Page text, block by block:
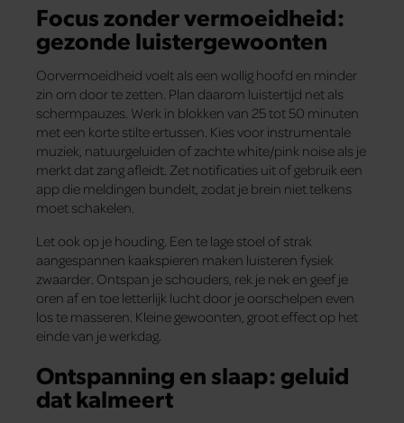
Focus zonder vermoeidheid:
gezonde luistergewoonten
Oorvermoeidheid voelt als een wollig hoofd en minder
zin om door te zetten. Plan daarom luistertijd net als
schermpauzes. Werk in blokken van 25 tot 50 minuten
met een korte stilte ertussen. Kies voor instrumentale
muziek, natuurgeluiden of zachte white/pink noise als je
merkt dat zang afleidt. Zet notificaties uit of gebruik een
app die meldingen bundelt, zodat je brein niet telkens
moet schakelen.
Let ook op je houding. Een te lage stoel of strak
aangespannen kaakspieren maken luisteren fysiek
zwaarder. Ontspan je schouders, rek je nek en geef je
oren af en toe letterlijk lucht door je oorschelpen even
los te masseren. Kleine gewoonten, groot effect op het
einde van je werkdag.
Ontspanning en slaap: geluid
dat kalmeert